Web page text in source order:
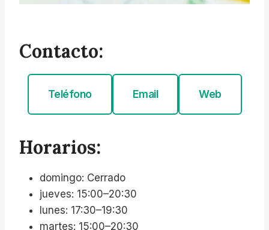
Contacto:
Teléfono Email Web
Horarios:
domingo: Cerrado
jueves: 15:00–20:30
lunes: 17:30–19:30
martes: 15:00–20:30